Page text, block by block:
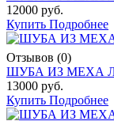
12000 руб.
Купить Подробнее
Отзывов (0)
ШУБА ИЗ МЕХА
13000 руб.
Купить Подробнее